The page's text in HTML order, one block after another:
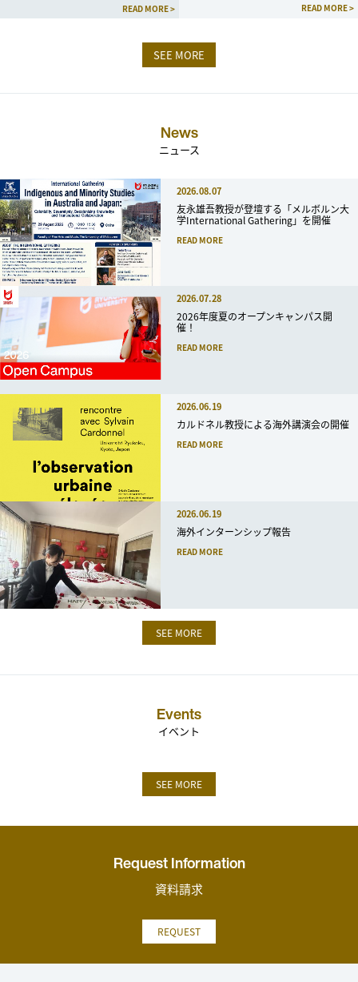
READ MORE > READ MORE >
SEE MORE
News
ニュース
2026.08.07
友永雄吾教授が登壇する「メルボルン大
学International Gathering」を開催
READ MORE
2026.07.28
2026年度夏のオープンキャンパス開
催！
READ MORE
2026.06.19
カルドネル教授による海外講演会の開催
READ MORE
2026.06.19
海外インターンシップ報告
READ MORE
SEE MORE
Events
イベント
SEE MORE
Request Information
資料請求
REQUEST